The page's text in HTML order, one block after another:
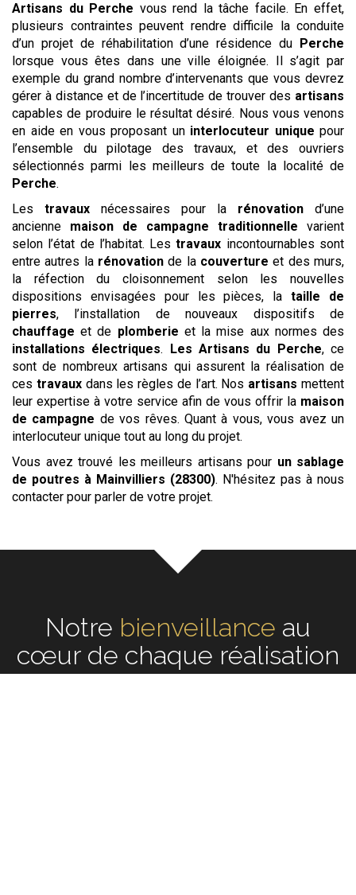
Artisans du Perche vous rend la tâche facile. En effet,
plusieurs contraintes peuvent rendre difficile la conduite
d’un projet de réhabilitation d’une résidence du
Perche
lorsque vous êtes dans une ville éloignée. Il s’agit par
exemple du grand nombre d’intervenants que vous devrez
gérer à distance et de l’incertitude de trouver des artisans
capables de produire le résultat désiré. Nous vous venons
en aide en vous proposant un interlocuteur unique pour
l’ensemble du pilotage des travaux, et des ouvriers
sélectionnés parmi les meilleurs de toute la localité de
Perche.
Les travaux nécessaires pour la rénovation d’une
ancienne maison de campagne traditionnelle varient
selon l’état de l’habitat. Lestravaux incontournables sont
entre autres la rénovation de la couverture et des murs,
la réfection du cloisonnement selon les nouvelles
dispositions envisagées pour les pièces, lataille de
pierres, l’installation de nouveaux dispositifs de
chauffage et de plomberie et la mise aux normes des
installations électriques. Les Artisans du Perche, ce
sont de nombreux artisans qui assurent la réalisation de
ces travauxdans les règles de l’art. Nos artisans mettent
leur expertise à votre service afin de vous offrir la maison
de campagne de vos rêves. Quant à vous, vous avez un
interlocuteur unique tout au long du projet.
Vous avez trouvé les meilleurs artisans pour un sablage
de poutres à Mainvilliers (28300). N'hésitez pas à nous
contacter pour parler de votre projet.
Notreécouteau cœur de
chaque réalisation